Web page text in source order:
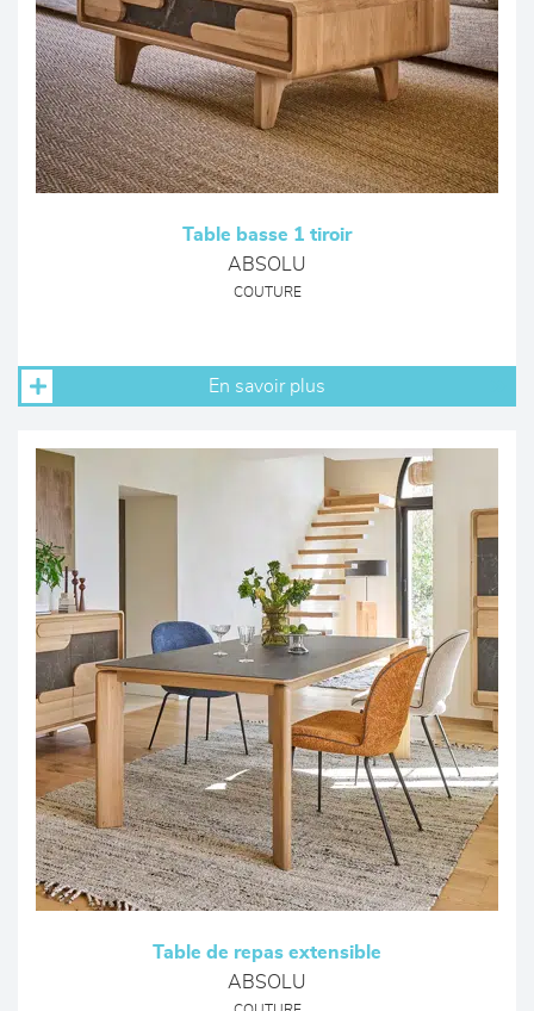
Table basse 1 tiroir
ABSOLU
COUTURE
En savoir plus
Table de repas extensible
ABSOLU